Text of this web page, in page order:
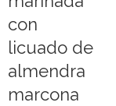
con
licuado de
almendra
marcona